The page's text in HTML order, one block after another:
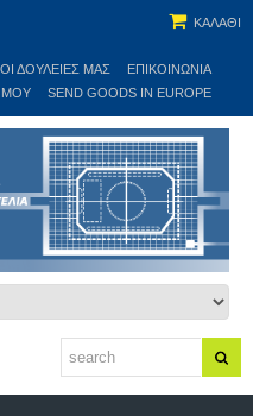
ΚΑΛΑΘΙ
ΟΙ ΔΟΥΛΕΙΈΣ ΜΑΣ
ΕΠΙΚΟΙΝΩΝΊΑ
ΜΟΥ
SEND GOODS IN EUROPE